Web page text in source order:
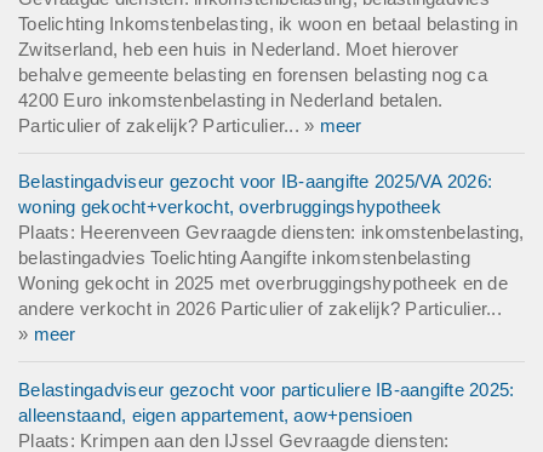
Toelichting Inkomstenbelasting, ik woon en betaal belasting in
Zwitserland, heb een huis in Nederland. Moet hierover
behalve gemeente belasting en forensen belasting nog ca
4200 Euro inkomstenbelasting in Nederland betalen.
Particulier of zakelijk? Particulier... » meer
Belastingadviseur gezocht voor IB-aangifte 2025/VA 2026:
woning gekocht+verkocht, overbruggingshypotheek
Plaats: Heerenveen Gevraagde diensten: inkomstenbelasting,
belastingadvies Toelichting Aangifte inkomstenbelasting
Woning gekocht in 2025 met overbruggingshypotheek en de
andere verkocht in 2026 Particulier of zakelijk? Particulier...
» meer
Belastingadviseur gezocht voor particuliere IB-aangifte 2025:
alleenstaand, eigen appartement, aow+pensioen
Plaats: Krimpen aan den IJssel Gevraagde diensten: